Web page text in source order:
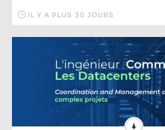
IL Y A PLUS 30 JOURS